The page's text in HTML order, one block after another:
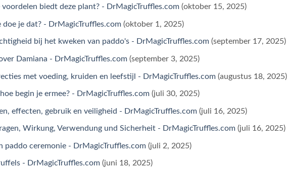
biedt deze plant? - DrMagicTruffles.com (oktober 15, 2025)
je dat? - DrMagicTruffles.com (oktober 1, 2025)
bij het kweken van paddo's - DrMagicTruffles.com (september 17, 2025)
Damiana - DrMagicTruffles.com (september 3, 2025)
met voeding, kruiden en leefstijl - DrMagicTruffles.com (augustus 18, 2025)
begin je ermee? - DrMagicTruffles.com (juli 30, 2025)
effecten, gebruik en veiligheid - DrMagicTruffles.com (juli 16, 2025)
Wirkung, Verwendung und Sicherheit - DrMagicTruffles.com (juli 16, 2025)
paddo ceremonie - DrMagicTruffles.com (juli 2, 2025)
- DrMagicTruffles.com (juni 18, 2025)